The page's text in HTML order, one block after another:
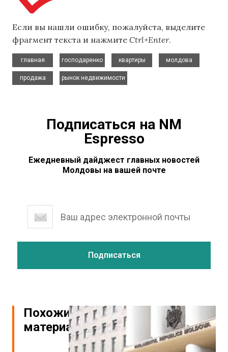
Если вы нашли ошибку, пожалуйста, выделите
фрагмент текста и нажмите Ctrl+Enter.
главная
господаренко
квартиры
молдова
продажа
рынок недвижимости
Подписаться на NM
Espresso
Ежедневный дайджест главных новостей
Молдовы на вашей почте
Похожие
материалы